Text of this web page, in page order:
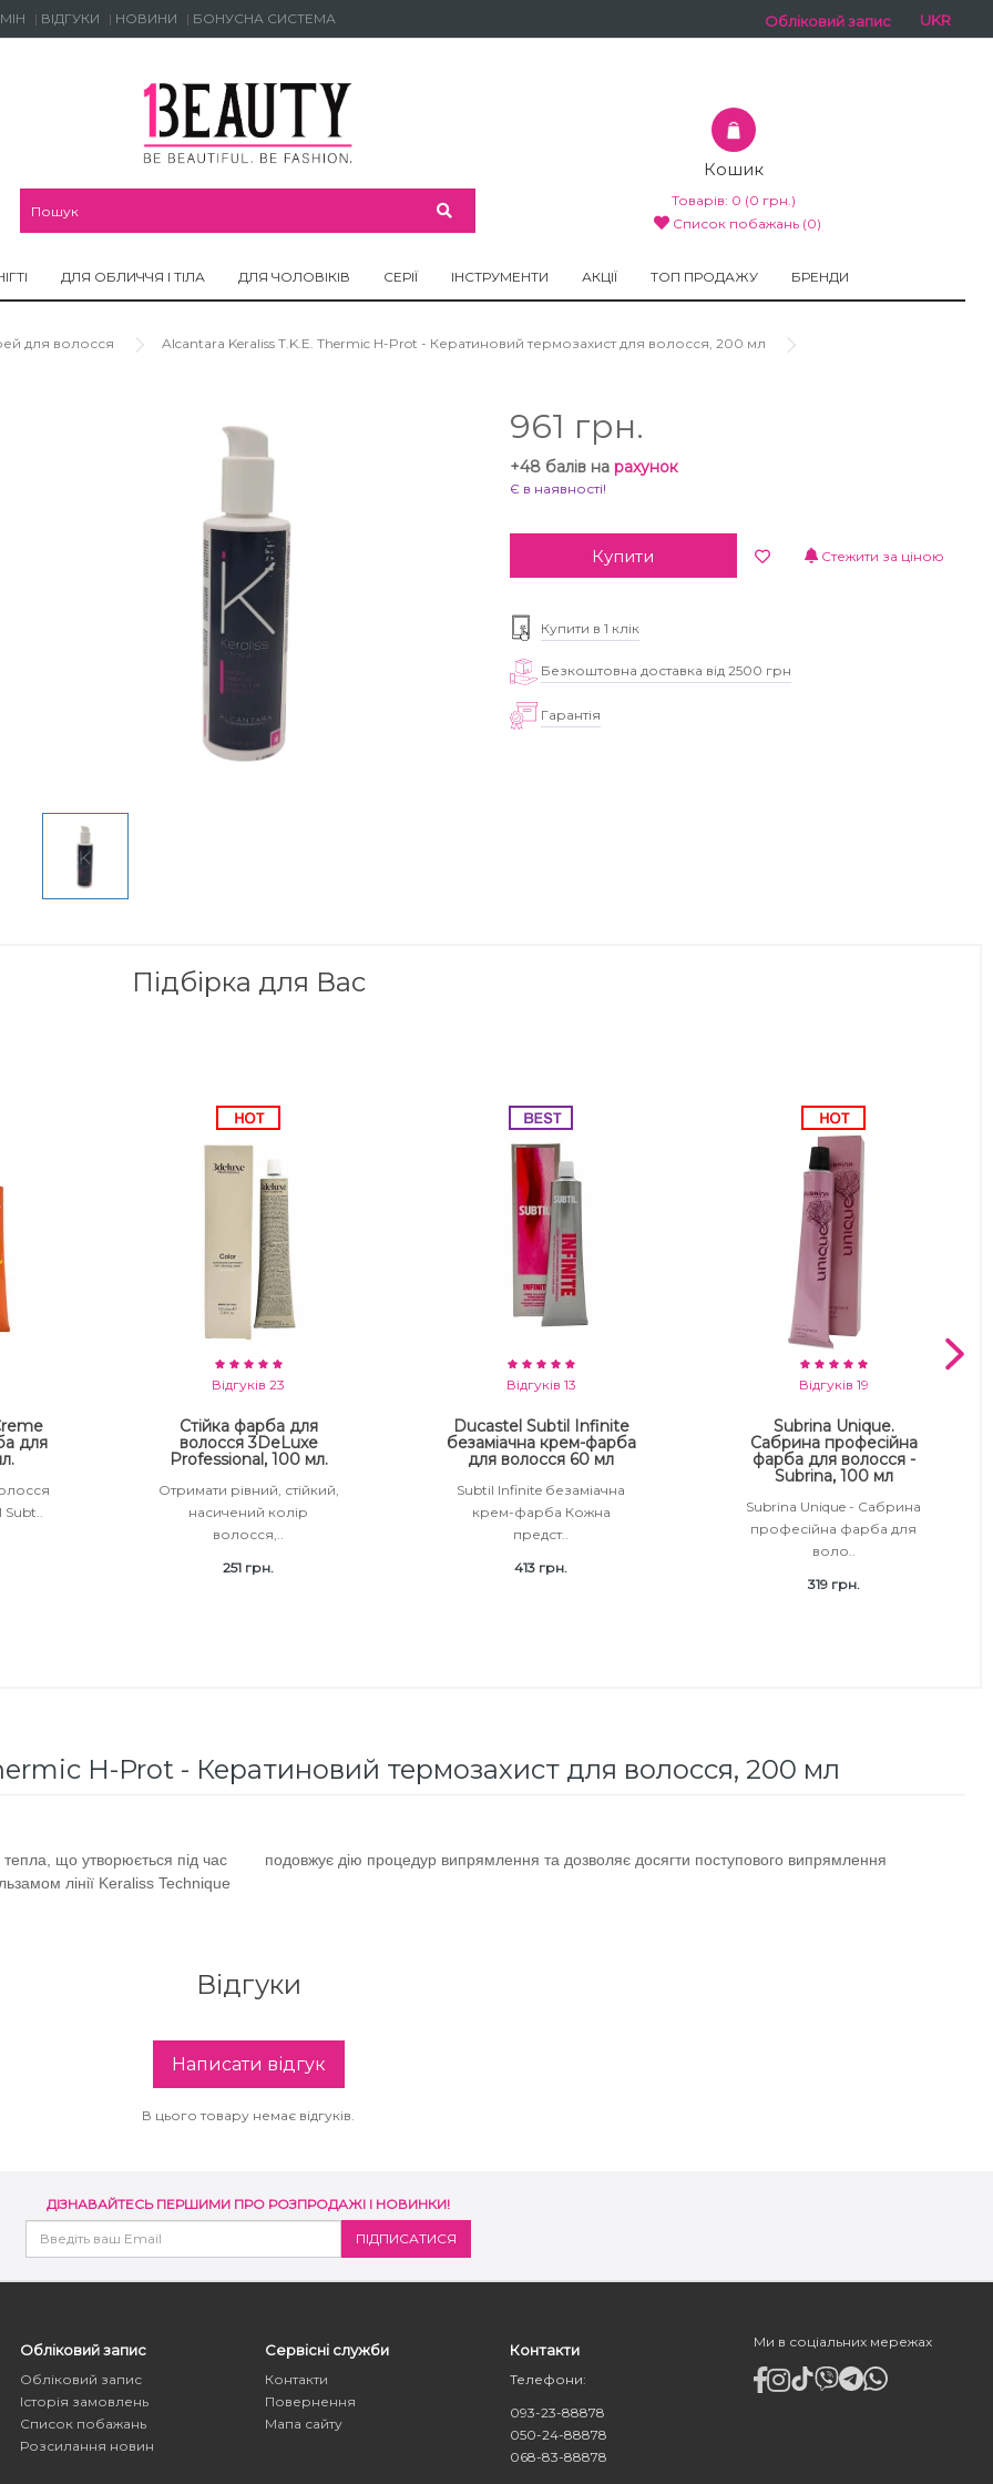
ВІДГУКИ НОВИНИ БОНУСНА СИСТЕМА Обліковий запис UKR
Кошик
Товарів: 0 (0 грн.)
Список побажань (0)
ДЛЯ ОБЛИЧЧЯ І ТІЛА ДЛЯ ЧОЛОВІКІВ СЕРІЇ ІНСТРУМЕНТИ АКЦІЇ ТОП ПРОДАЖУ БРЕНДИ
для волосся Alcantara Keraliss T.K.E. Thermic H-Prot - Кератиновий термозахист для волосся, 200 мл
961 грн.
+48 балів на рахунок
Є в наявності!
Купити Стежити за ціною
Купити в 1 клік
Безкоштовна доставка від 2500 грн
Гарантія
Підбірка для Вас
для
Відгуків 23
Стійка фарба для
волосся 3DeLuxe
Professional, 100 мл.
Отримати рівний, стійкий,
насичений колір
волосся,..
251 грн.
Відгуків 13
Ducastel Subtil Infinite
безаміачна крем-фарба
для волосся 60 мл
Subtil Infinite безаміачна
крем-фарба Кожна
предст..
413 грн.
Відгуків 19
Subrina Unique.
Сабрина професійна
фарба для волосся -
Subrina, 100 мл
Subrina Unique - Сабрина
професійна фарба для
воло..
319 грн.
H-Prot - Кератиновий термозахист для волосся, 200 мл
що утворюється під час
лінії Keraliss Technique
подовжує дію процедур випрямлення та дозволяє досягти поступового випрямлення
Відгуки
Написати відгук
В цього товару немає відгуків.
ДІЗНАВАЙТЕСЬ ПЕРШИМИ ПРО РОЗПРОДАЖІ І НОВИНКИ!
Обліковий запис
Обліковий запис
Історія замовлень
Список побажань
Розсилання новин
Сервісні служби
Контакти
Повернення
Мапа сайту
Контакти
Телефони:
093-23-88878
050-24-88878
068-83-88878
Ми в соціальних мережах